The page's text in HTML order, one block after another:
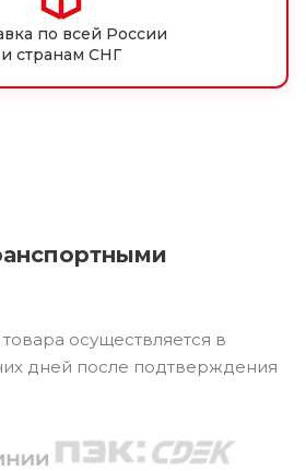
по всей России
и странам СНГ
осуществляется в
дней после подтверждения